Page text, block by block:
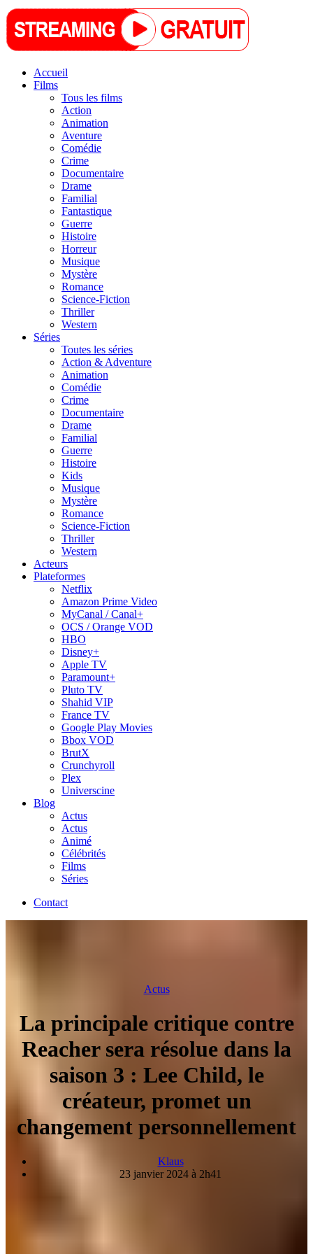
Accueil
Films
Tous les films
Action
Animation
Aventure
Comédie
Crime
Documentaire
Drame
Familial
Fantastique
Guerre
Histoire
Horreur
Musique
Mystère
Romance
Science-Fiction
Thriller
Western
Séries
Toutes les séries
Action & Adventure
Animation
Comédie
Crime
Documentaire
Drame
Familial
Guerre
Histoire
Kids
Musique
Mystère
Romance
Science-Fiction
Thriller
Western
Acteurs
Plateformes
Netflix
Amazon Prime Video
MyCanal / Canal+
OCS / Orange VOD
HBO
Disney+
Apple TV
Paramount+
Pluto TV
Shahid VIP
France TV
Google Play Movies
Bbox VOD
BrutX
Crunchyroll
Plex
Universcine
Blog
Actus
Actus
Animé
Célébrités
Films
Séries
Contact
Actus
La principale critique contre
Reacher sera résolue dans la
saison 3 : Lee Child, le
créateur, promet un
changement personnellement
Klaus
23 janvier 2024 à 2h41